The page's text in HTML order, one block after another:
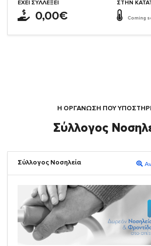
ΈΧΕΙ ΣΥΛΛΈΞΕΙ
0,00€
ΣΤΗΝ
Coming
Η ΟΡΓΆΝΩΣΗ ΠΟΥ
Σύλλογος
Σύλλογος Νοσηλεία